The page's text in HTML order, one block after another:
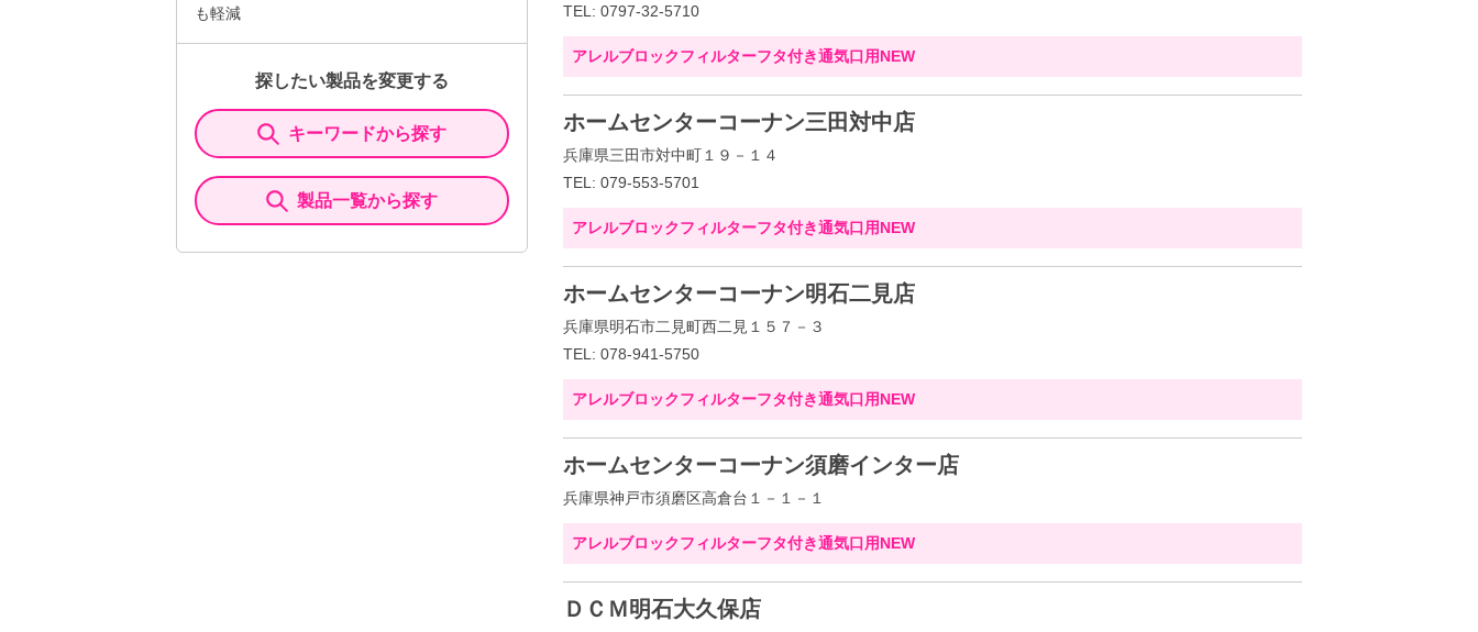
も軽減
探したい製品を変更する
キーワードから探す
製品一覧から探す
TEL: 0797-32-5710
アレルブロックフィルターフタ付き通気口用NEW
ホームセンターコーナン三田対中店
兵庫県三田市対中町１９－１４
TEL: 079-553-5701
アレルブロックフィルターフタ付き通気口用NEW
ホームセンターコーナン明石二見店
兵庫県明石市二見町西二見１５７－３
TEL: 078-941-5750
アレルブロックフィルターフタ付き通気口用NEW
ホームセンターコーナン須磨インター店
兵庫県神戸市須磨区高倉台１－１－１
アレルブロックフィルターフタ付き通気口用NEW
ＤＣＭ明石大久保店